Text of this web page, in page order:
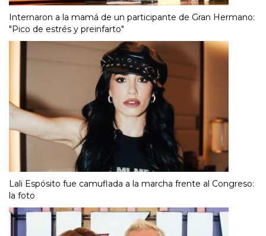
Internaron a la mamá de un participante de Gran Hermano:
"Pico de estrés y preinfarto"
Lali Espósito fue camuflada a la marcha frente al Congreso:
la foto